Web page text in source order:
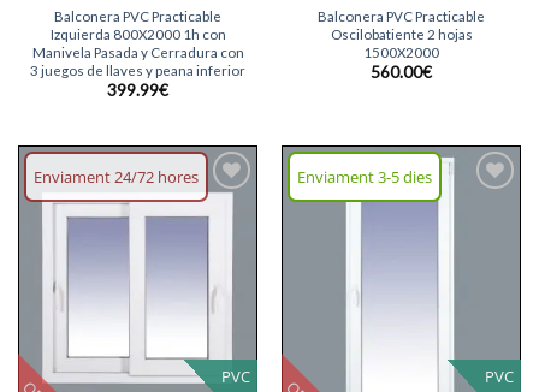
Balconera PVC Practicable
Izquierda 800X2000 1h con
Manivela Pasada y Cerradura con
3 juegos de llaves y peana inferior
399.99€
Balconera PVC Practicable
Oscilobatiente 2 hojas
1500X2000
560.00€
Enviament 24/72 hores
PVC
Afegeix
llista
Enviament 3-5 dies
PVC